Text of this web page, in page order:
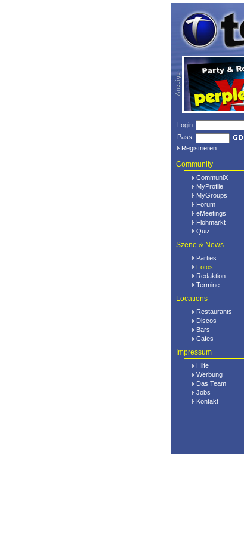
Login
Pass
Registrieren
Community
CommuniX
MyProfile
MyGroups
Forum
eMeetings
Flohmarkt
Quiz
Szene & News
Parties
Fotos
Redaktion
Termine
Locations
Restaurants
Discos
Bars
Cafes
Impressum
Hilfe
Werbung
Das Team
Jobs
Kontakt